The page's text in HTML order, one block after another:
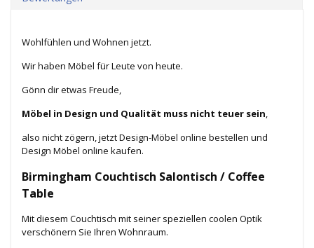
Wohlfühlen und Wohnen jetzt.
Wir haben Möbel für Leute von heute.
Gönn dir etwas Freude,
Möbel in Design und Qualität muss nicht teuer sein
also nicht zögern, jetzt Design-Möbel online bestellen und
Design Möbel online kaufen.
Birmingham Couchtisch Salontisch / Coffee
Table
Mit diesem Couchtisch mit seiner speziellen coolen Optik
verschönern Sie Ihren Wohnraum.